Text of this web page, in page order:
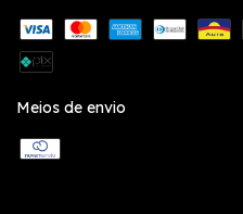
Meios de envio